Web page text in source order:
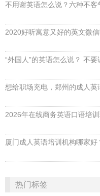
不用谢英语怎么说？六种不客
2020好听寓意又好的英文微
“外国人”的英语怎么说？ 不要
厦门成人英语培训机构哪家好
热门标签